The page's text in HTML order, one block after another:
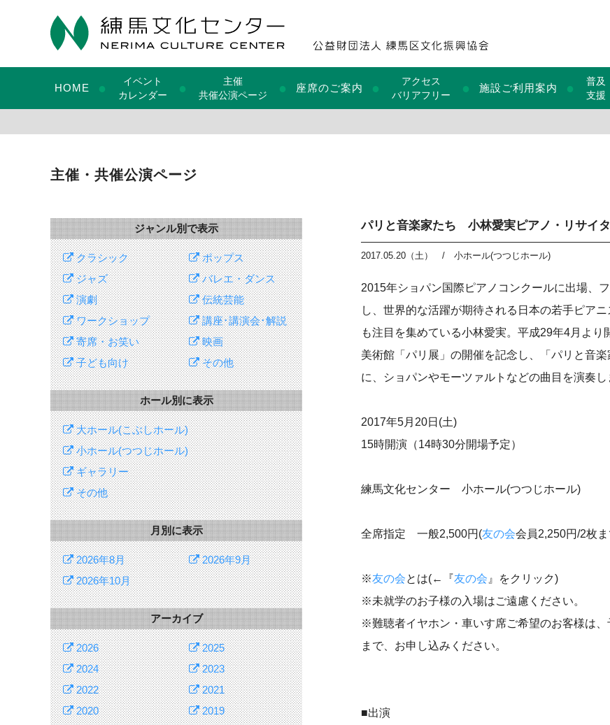
HOME ●
イベント
カレンダー
●
主催
共催公演ページ
● 座席のご案内 ●
アクセス
バリアフリー
● 施設ご利用案内 ●
普及
支援
主催・共催公演ページ
ジャンル別で表示
クラシック
ポップス
ジャズ
バレエ・ダンス
演劇
伝統芸能
ワークショップ
講座･講演会･解説
寄席・お笑い
映画
子ども向け
その他
ホール別に表示
大ホール(こぶしホール)
小ホール(つつじホール)
ギャラリー
その他
月別に表示
2026年8月
2026年9月
2026年10月
アーカイブ
2026
2025
2024
2023
2022
2021
2020
2019
パリと音楽家たち 小林愛実ピアノ・リサイ
2017.05.20（土） / 小ホール(つつじホール)
2015年ショパン国際ピアノコンクールに出場、
し、世界的な活躍が期待される日本の若手ピア
も注目を集めている小林愛実。平成29年4月より
美術館「パリ展」の開催を記念し、「パリと音
に、ショパンやモーツァルトなどの曲目を演奏し
2017年5月20日(土)
15時開演（14時30分開場予定）
練馬文化センター 小ホール(つつじホール)
全席指定 一般2,500円(友の会会員2,250円/2枚
※友の会とは(←『友の会 』をクリック)
※未就学のお子様の入場はご遠慮ください。
※難聴者イヤホン・車いす席ご希望のお客様は
まで、お申し込みください。
■出演